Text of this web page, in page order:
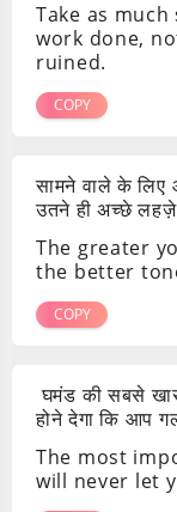
Take as
work done,
ruined.
COPY
सामने वाले के लिए
उतने ही अच्छे लहज़े
The greater
the better
COPY
घमंड की सबसे
होने देगा कि आप
The most
will never let